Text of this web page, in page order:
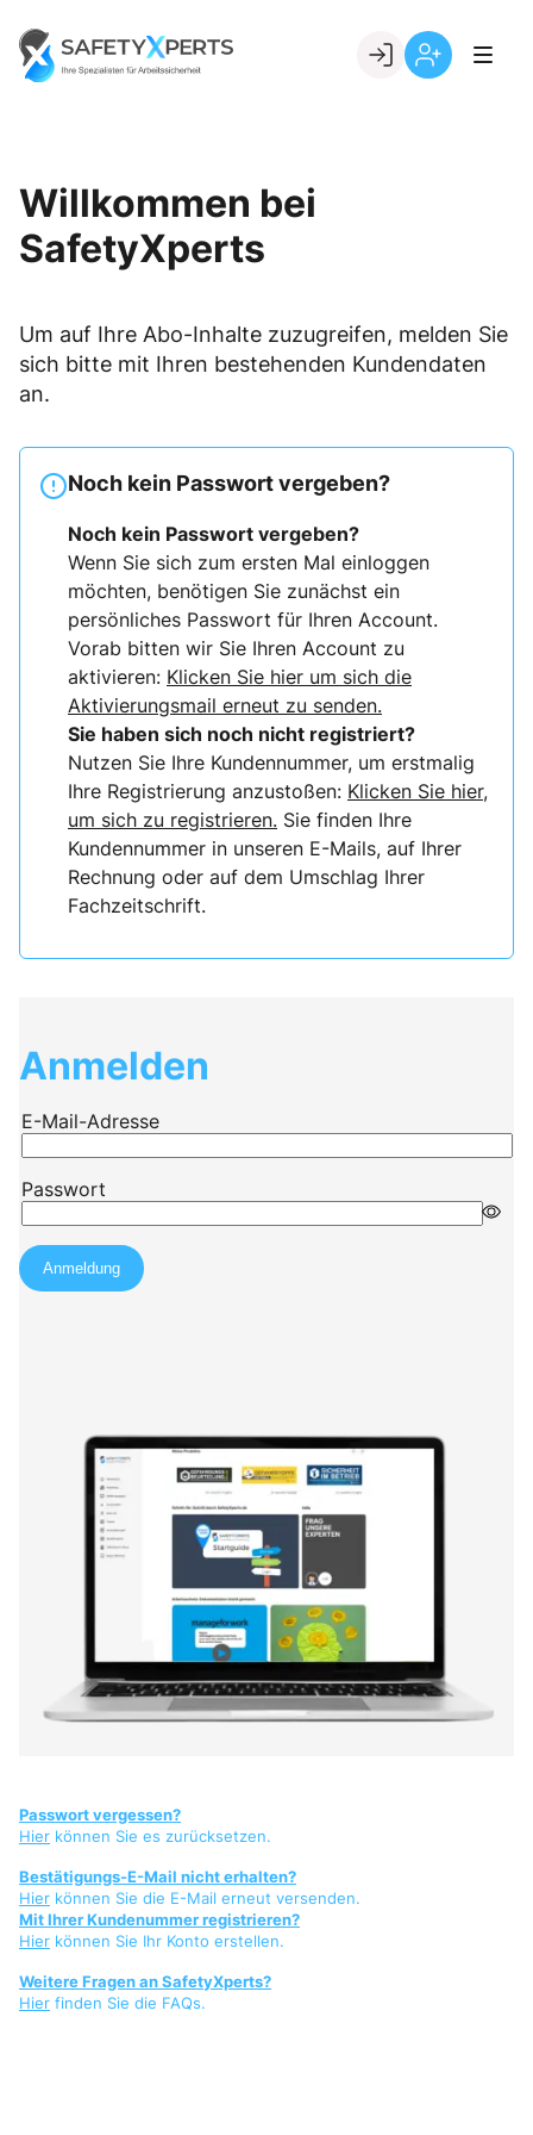
content
Go to landing page.
Willkommen bei
SafetyXperts
Um auf Ihre Abo-Inhalte zuzugreifen, melden Sie
sich bitte mit Ihren bestehenden Kundendaten
an.
Noch kein Passwort vergeben?
Noch kein Passwort vergeben?
Wenn Sie sich zum ersten Mal einloggen
möchten, benötigen Sie zunächst ein
persönliches Passwort für Ihren Account.
Vorab bitten wir Sie Ihren Account zu
aktivieren: Klicken Sie hier um sich die
Aktivierungsmail erneut zu senden.
Sie haben sich noch nicht registriert?
Nutzen Sie Ihre Kundennummer, um erstmalig
Ihre Registrierung anzustoßen: Klicken Sie hier,
um sich zu registrieren. Sie finden Ihre
Kundennummer in unseren E-Mails, auf Ihrer
Rechnung oder auf dem Umschlag Ihrer
Fachzeitschrift.
Anmelden
Passwort vergessen?
Hier können Sie es zurücksetzen.
Bestätigungs-E-Mail nicht erhalten?
Hier können Sie die E-Mail erneut versenden.
Mit Ihrer Kundenummer registrieren?
Hier können Sie Ihr Konto erstellen.
Weitere Fragen an SafetyXperts?
Hier finden Sie die FAQs.